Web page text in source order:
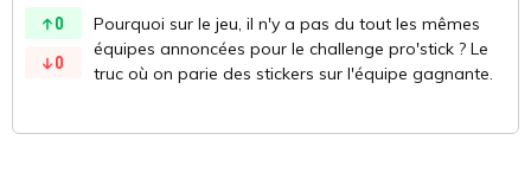
0
0
Pourquoi sur le jeu, il n'y a pas du tout les mêmes
équipes annoncées pour le challenge pro'stick ? Le
truc où on parie des stickers sur l'équipe gagnante.